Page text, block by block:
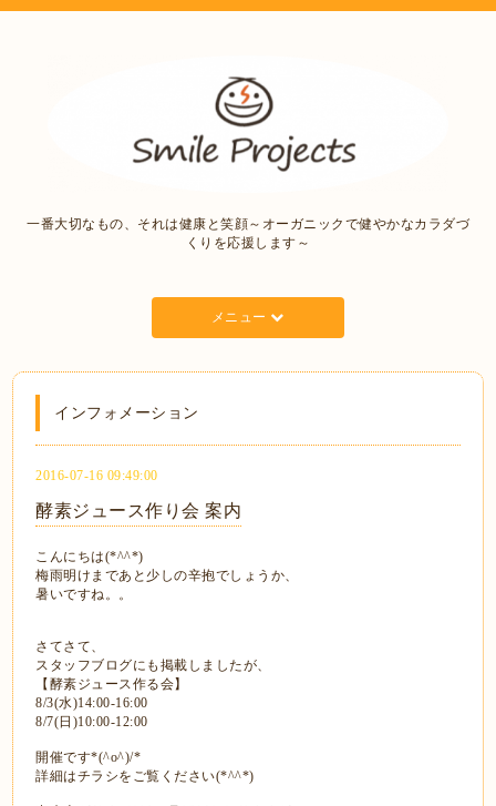
一番大切なもの、それは健康と笑顔～オーガニックで健やかなカラダづ
くりを応援します～
メニュー
インフォメーション
2016-07-16 09:49:00
酵素ジュース作り会 案内
こんにちは(*^^*)
梅雨明けまであと少しの辛抱でしょうか、
暑いですね。。
さてさて、
スタッフブログにも掲載しましたが、
【酵素ジュース作る会】
8/3(水)14:00-16:00
8/7(日)10:00-12:00
開催です*(^o^)/*
詳細はチラシをご覧ください(*^^*)